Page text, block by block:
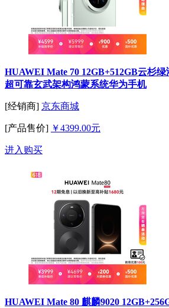
HUAWEI Mate 70 12GB+512GB云杉
超可靠玄武架构鸿蒙系统华为手机
[经销商] 京东商城
[产品售价] ￥4399.00元
进入购买
HUAWEI Mate 80 麒麟9020